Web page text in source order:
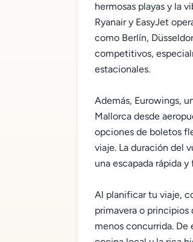
hermosas playas y la
Ryanair y EasyJet
como Berlín,
competitivos,
estacionales.
Además, Eurowings,
Mallorca desde
opciones de boletos
viaje. La duración del
una escapada rápida
Al planificar tu viaje,
primavera o principios
menos concurrida. De